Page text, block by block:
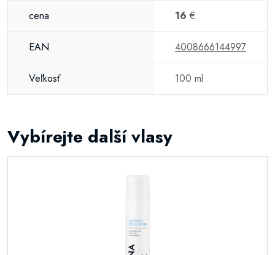
cena 16 €
EAN 4008666144997
Veľkosť 100 ml
Vybírejte další vlasy